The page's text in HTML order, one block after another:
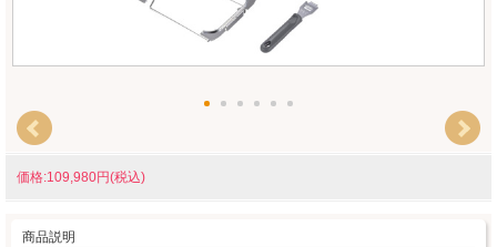
価格:109,980円(税込)
商品説明